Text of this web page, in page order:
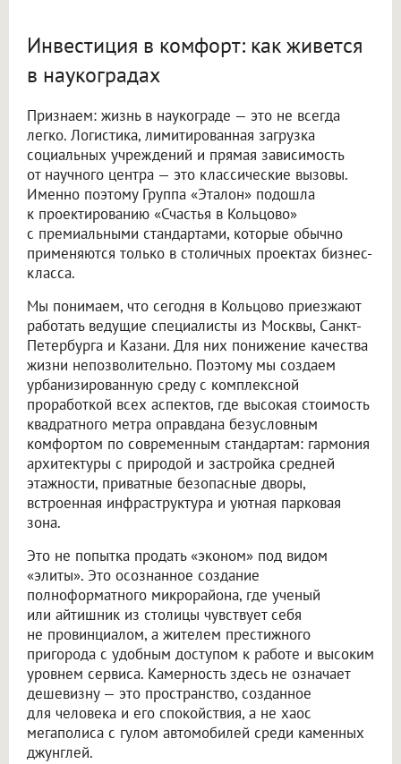
Инвестиция в комфорт: как живется
в наукоградах
Признаем: жизнь в наукограде — это не всегда
легко. Логистика, лимитированная загрузка
социальных учреждений и прямая зависимость
от научного центра — это классические вызовы.
Именно поэтому Группа «Эталон» подошла
к проектированию «Счастья в Кольцово»
с премиальными стандартами, которые обычно
применяются только в столичных проектах бизнес-
класса.
Мы понимаем, что сегодня в Кольцово приезжают
работать ведущие специалисты из Москвы, Санкт-
Петербурга и Казани. Для них понижение качества
жизни непозволительно. Поэтому мы создаем
урбанизированную среду с комплексной
проработкой всех аспектов, где высокая стоимость
квадратного метра оправдана безусловным
комфортом по современным стандартам: гармония
архитектуры с природой и застройка средней
этажности, приватные безопасные дворы,
встроенная инфраструктура и уютная парковая
зона.
Это не попытка продать «эконом» под видом
«элиты». Это осознанное создание
полноформатного микрорайона, где ученый
или айтишник из столицы чувствует себя
не провинциалом, а жителем престижного
пригорода с удобным доступом к работе и высоким
уровнем сервиса. Камерность здесь не означает
дешевизну — это пространство, созданное
для человека и его спокойствия, а не хаос
мегаполиса с гулом автомобилей среди каменных
джунглей.